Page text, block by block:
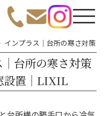
インプラス｜台所の寒さ対策
｜台所の寒さ対策
設置｜LIXIL